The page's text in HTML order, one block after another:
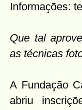
Informações:
Que tal
as técnicas
A Fundação
abriu